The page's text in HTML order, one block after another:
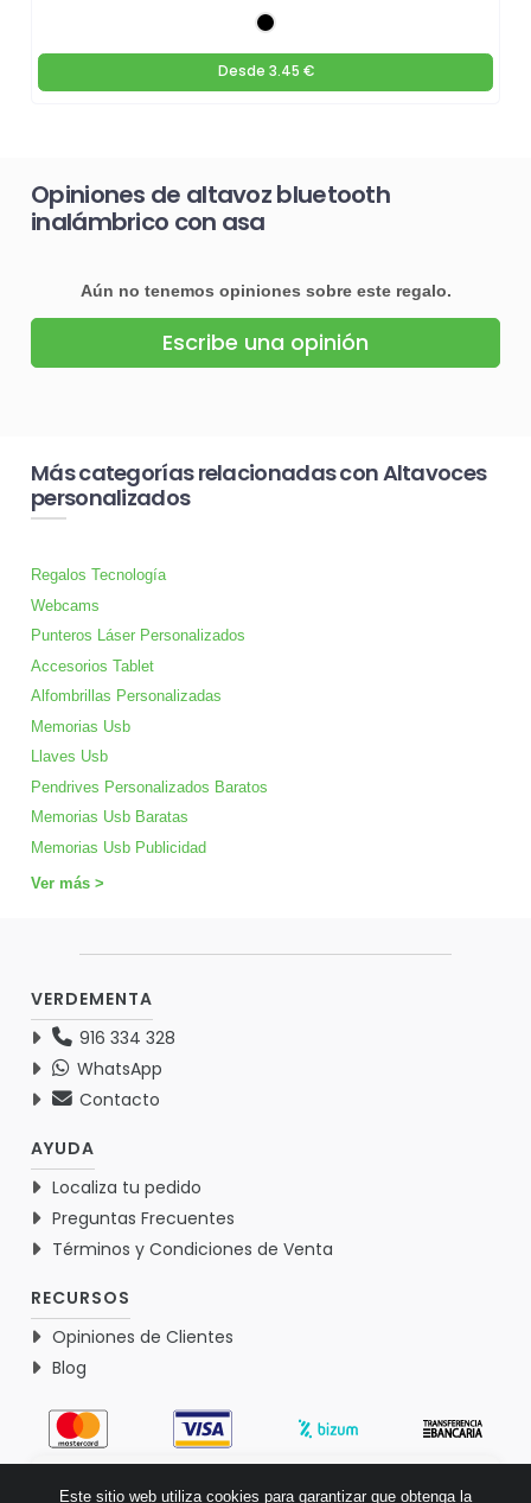
Desde 3.45 €
Opiniones de altavoz bluetooth
inalámbrico con asa
Aún no tenemos opiniones sobre este regalo.
Escribe una opinión
Más categorías relacionadas con Altavoces
personalizados
Regalos Tecnología
Webcams
Punteros Láser Personalizados
Accesorios Tablet
Alfombrillas Personalizadas
Memorias Usb
Llaves Usb
Pendrives Personalizados Baratos
Memorias Usb Baratas
Memorias Usb Publicidad
Ver más >
VERDEMENTA
916 334 328
WhatsApp
Contacto
AYUDA
Localiza tu pedido
Preguntas Frecuentes
Términos y Condiciones de Venta
RECURSOS
Opiniones de Clientes
Blog
Este sitio web utiliza cookies para garantizar que obtenga la